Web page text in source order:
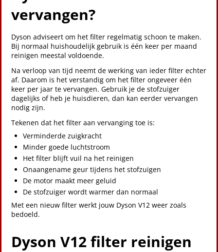
vervangen?
Dyson adviseert om het filter regelmatig schoon te maken.
Bij normaal huishoudelijk gebruik is één keer per maand
reinigen meestal voldoende.
Na verloop van tijd neemt de werking van ieder filter echter
af. Daarom is het verstandig om het filter ongeveer één
keer per jaar te vervangen. Gebruik je de stofzuiger
dagelijks of heb je huisdieren, dan kan eerder vervangen
nodig zijn.
Tekenen dat het filter aan vervanging toe is:
Verminderde zuigkracht
Minder goede luchtstroom
Het filter blijft vuil na het reinigen
Onaangename geur tijdens het stofzuigen
De motor maakt meer geluid
De stofzuiger wordt warmer dan normaal
Met een nieuw filter werkt jouw Dyson V12 weer zoals
bedoeld.
Dyson V12 filter reinigen